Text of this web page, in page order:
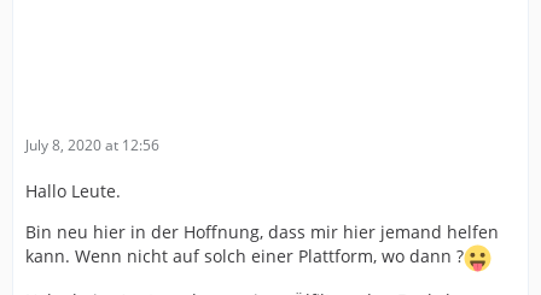
July 8, 2020 at 12:56
Hallo Leute.
Bin neu hier in der Hoffnung, dass mir hier jemand helfen
kann. Wenn nicht auf solch einer Plattform, wo dann ?